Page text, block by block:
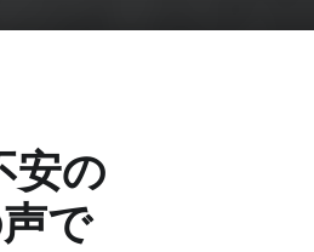
安の
で